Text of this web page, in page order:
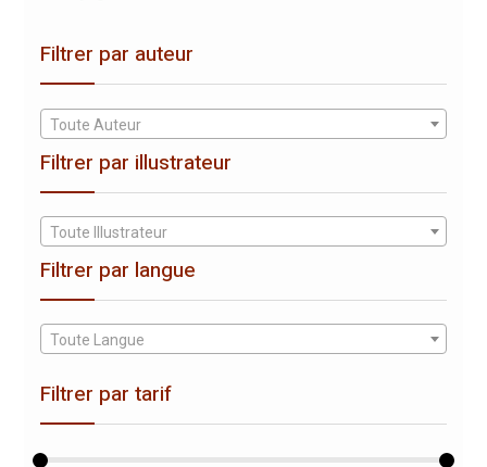
Filtrer par auteur
Toute Auteur
Filtrer par illustrateur
Toute Illustrateur
Filtrer par langue
Toute Langue
Filtrer par tarif